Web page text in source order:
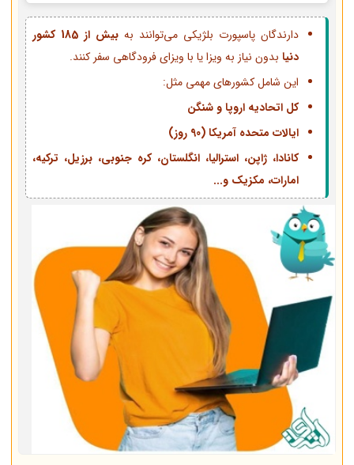
دارندگان پاسپورت بلژیکی می‌توانند به
بیش از 185 کشور
دنیا بدون نیاز به ویزا یا با ویزای فرودگاهی سفر کنند.
این شامل کشورهای مهمی مثل:
کل اتحادیه اروپا و شنگن
ایالات متحده آمریکا (90 روز)
کانادا، ژاپن، استرالیا، انگلستان، کره جنوبی، برزیل، ترکیه،
امارات، مکزیک و...